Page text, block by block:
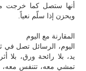
أنها ستصل كما خرجت
ويحزن إذا سلّم نعياً.
المقارنة مع اليوم
اليوم، الرسائل تصل في
يد، بلا رائحة ورق، بلا
تمشي معه، تتنفس معه،